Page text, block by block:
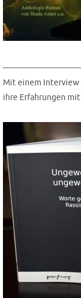
Mit einem Inter­view
ihre Erfah­run­gen mit